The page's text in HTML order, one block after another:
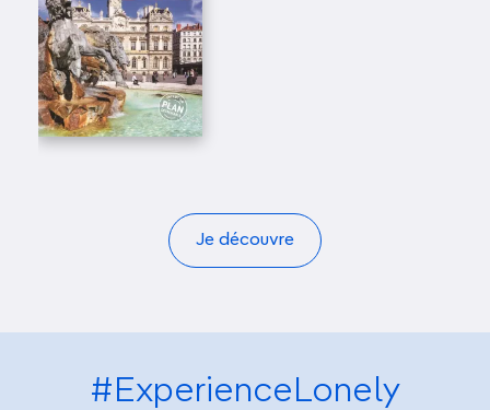
Je découvre
#ExperienceLonely